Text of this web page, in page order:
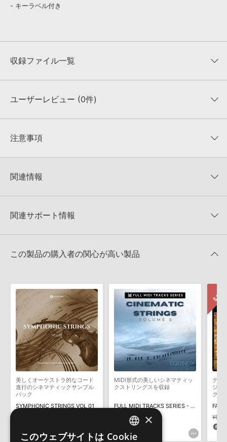
- キーラベル付き
収録ファイル一覧
収録ファイル一覧
ユーザーレビュー (0件)
★★★★★
★5
★4
★1
0%
注意事項
KONTAKTフォーマットは、
でお使いいただけます。無償版のKONTAKT PLAYERではお使いい
4GBを超えるデータに関するご注意：
FAT32でフォーマットされた
きます際には、NTFSやHFS＋でフォーマットされたHDDをご用意
いただく必要がございます。
知らせするメールの2通が送信されます。メールに記載されており
ます説明に沿って、製品のダウンロード／導入を行って下さい。
サンプルパック製品には、原則として日本語版操作マニュアルをご
用意しておりません。ご購入後のご不明点や詳細に関するお問い合
わせなどはテクニカルサポート
までご連絡ください。
デモソングは、製品収録サウンドを使ってできることを紹介するた
めのデモンストレーション用の楽曲です。原則として、デモソング
そのものをお使いいただくことはできません。また、デモソングを
構成する全てのサウンドが、サンプルパックに含まれていることを
保証するものではありません。
しかねます。
関連情報
EPIC SAD ORCHESTRAL CHORDS VOL 1のサポート情報
関連サポート情報
2022.06.06
おります。ご覧頂くには、該当する製品をご購入頂く必要がございます。
EPIC SAD ORCHESTRAL CHORDS VOL 1のサポート情報
この製品の購入者の関心が高い製品
美しくオーケストラ的なコード
進行のシネマティックサンプル
パック
SYMPHONIC STRINGS VOL 01
MIDI形式の美しいシネマティッ
クストリングスを収録
FULL MIDI TRACKS SERIES - CINEMATIC STRINGS VOL 2
¥3,311
165pt
ティ
ジさ
クス
ENGLISH
×
このウェブサイトは Cookie